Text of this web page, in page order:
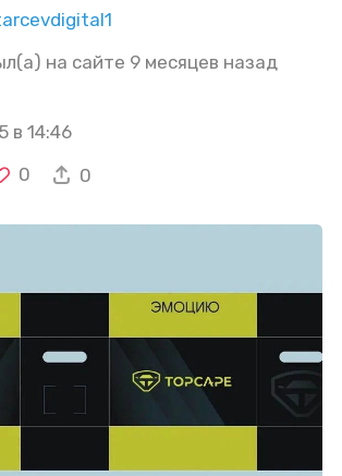
на сайте 9 месяцев назад
в 14:46
0 0